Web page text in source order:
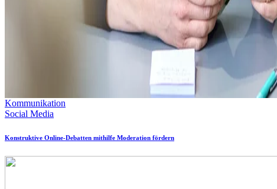
Kommunikation
Social Media
Konstruktive Online-Debatten mithilfe Moderation fördern